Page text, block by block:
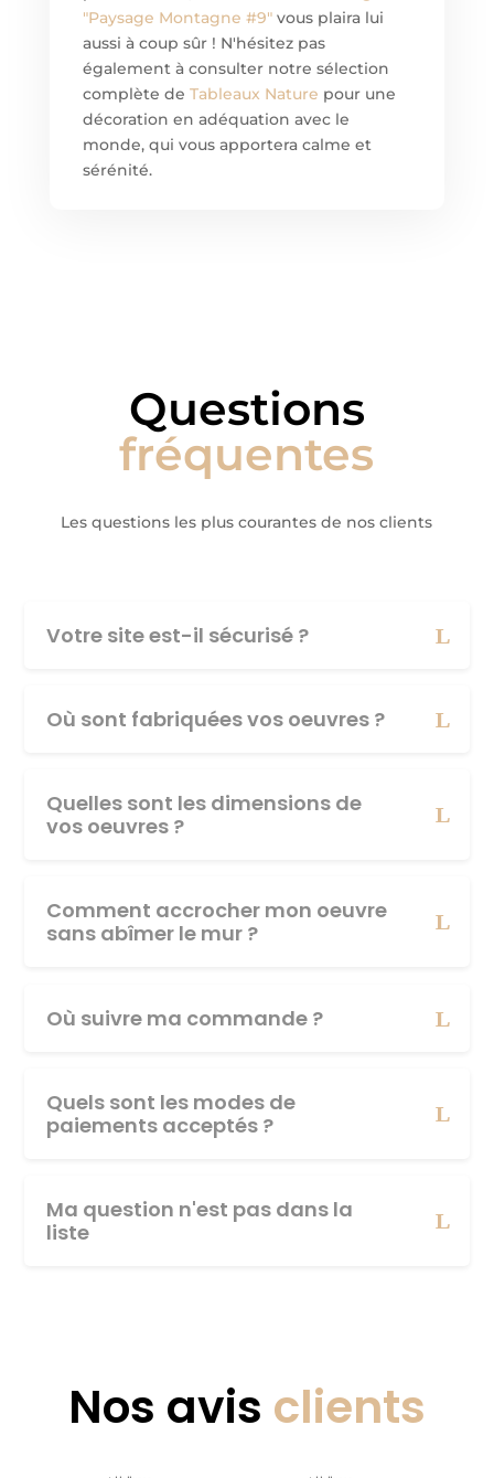
"Paysage Montagne #9"vous plaira lui
aussi à coup sûr ! N'hésitez pas
également à consulter notre sélection
complète de Tableaux Nature pour une
décoration en adéquation avec le
monde, qui vous apportera calme et
sérénité.
Questions
fréquentes
Les questions les plus courantes de nos clients
Votre site est-il sécurisé ?
Où sont fabriquées vos oeuvres ?
Quelles sont les dimensions de
vos oeuvres ?
Comment accrocher mon oeuvre
sans abîmer le mur ?
Où suivre ma commande ?
Quels sont les modes de
paiements acceptés ?
Ma question n'est pas dans la
liste
Nos avis clients